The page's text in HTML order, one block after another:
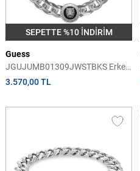
SEPETTE %10 İNDİRİM
Guess
JGUJUMB01309JWSTBKS Erkek
Bileklik
3.570,00 TL